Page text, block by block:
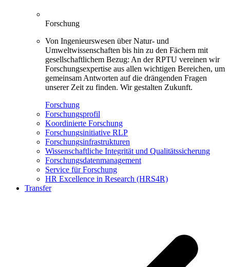
Forschung
Von Ingenieurswesen über Natur- und
Umweltwissenschaften bis hin zu den Fächern mit
gesellschaftlichem Bezug: An der RPTU vereinen wir
Forschungsexpertise aus allen wichtigen Bereichen, um
gemeinsam Antworten auf die drängenden Fragen
unserer Zeit zu finden. Wir gestalten Zukunft.
Forschung
Forschungsprofil
Koordinierte Forschung
Forschungsinitiative RLP
Forschungsinfrastrukturen
Wissenschaftliche Integrität und Qualitätssicherung
Forschungsdatenmanagement
Service für Forschung
HR Excellence in Research (HRS4R)
Transfer